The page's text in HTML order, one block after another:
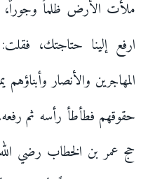
‌ملأت ‌الأرض ظلماً وجوراً،
ارفع إلينا حتاجتك،
المهاجرين والأنصار
حقوقهم فطأطأ رأسه ثم
حج عمر بن الخطاب رضي